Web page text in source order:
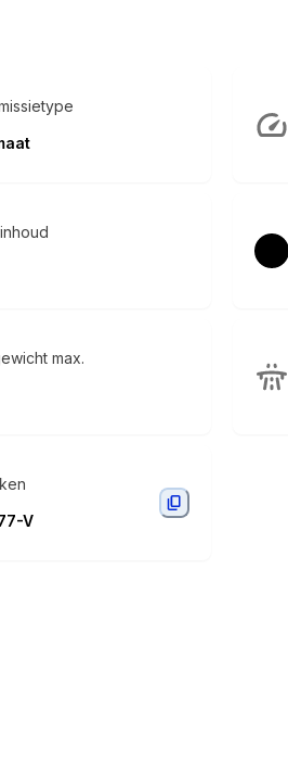
max.
V